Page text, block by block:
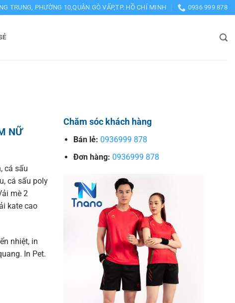
TRUNG, PHƯỜNG 10,QUẬN GÒ VẤP,TP. HỒ CHÍ MINH 0936 999 878
NỮ
cá sấu
cá sấu poly
mè 2
kate cao
nhiệt, in
In Pet.
Chăm sóc khách hàng
Bán lẻ: 0936999 878
Đơn hàng: 0936999 878